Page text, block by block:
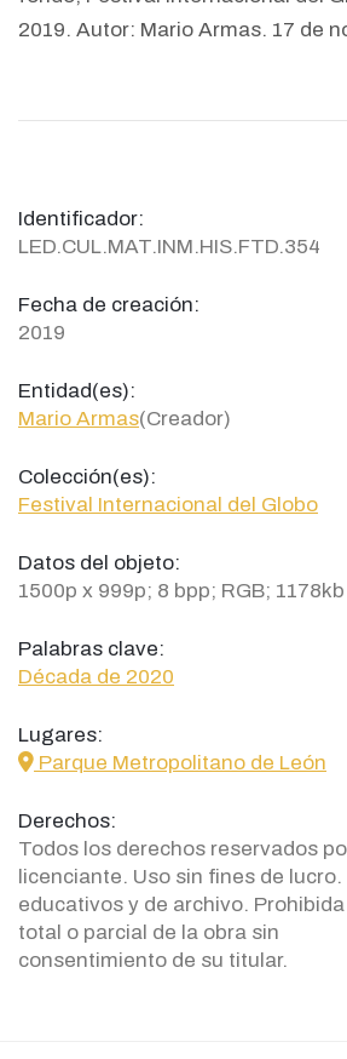
2019. Autor: Mario Armas. 17 de
Identificador:
LED.CUL.MAT.INM.HIS.FTD.354
Fecha de creación:
2019
Entidad(es):
Mario Armas(Creador)
Colección(es):
Festival Internacional del Globo
Datos del objeto:
1500p x 999p; 8 bpp; RGB; 1178kb
Palabras clave:
Década de 2020
Lugares:
icon
Parque Metropolitano de León
Derechos:
Todos los derechos reservados
licenciante. Uso sin fines de
educativos y de archivo.
total o parcial de la obra sin
consentimiento de su titular.